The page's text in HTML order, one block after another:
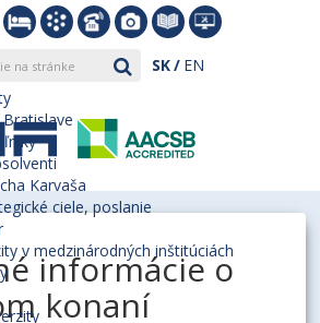
SK EN
Karvaša
ciele, poslanie
v medzinárodných inštitúciách
informácie o
konaní